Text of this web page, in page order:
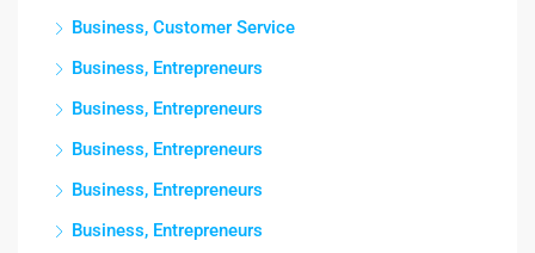
Business, Customer Service
Business, Entrepreneurs
Business, Entrepreneurs
Business, Entrepreneurs
Business, Entrepreneurs
Business, Entrepreneurs